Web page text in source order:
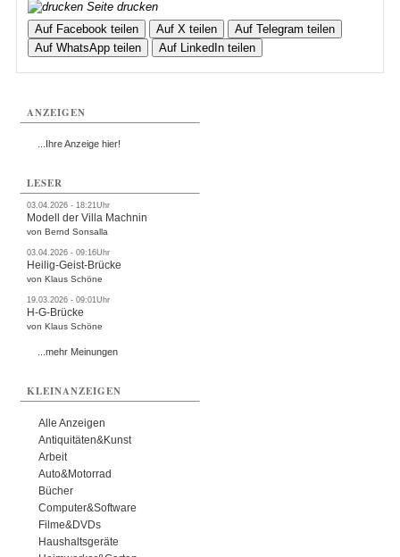
Seite drucken
Auf Facebook teilen
Auf X teilen
Auf Telegram teilen
Auf WhatsApp teilen
Auf LinkedIn teilen
ANZEIGEN
...Ihre Anzeige hier!
LESER
03.04.2026 - 18:21Uhr
Modell der Villa Machnin
von Bernd Sonsalla
03.04.2026 - 09:16Uhr
Heilig-Geist-Brücke
von Klaus Schöne
19.03.2026 - 09:01Uhr
H-G-Brücke
von Klaus Schöne
...mehr Meinungen
KLEINANZEIGEN
Alle Anzeigen
Antiquitäten&Kunst
Arbeit
Auto&Motorrad
Bücher
Computer&Software
Filme&DVDs
Haushaltsgeräte